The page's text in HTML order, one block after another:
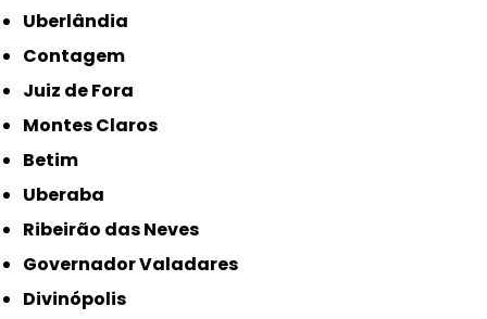
Uberlândia
Contagem
Juiz de Fora
Montes Claros
Betim
Uberaba
Ribeirão das Neves
Governador Valadares
Divinópolis